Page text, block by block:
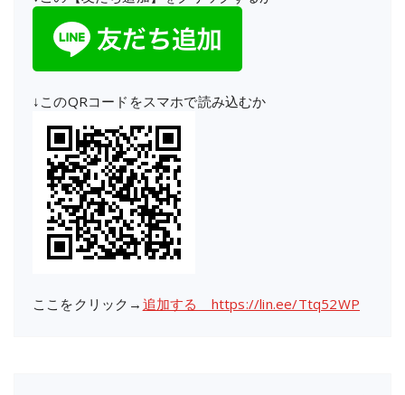
↓このQRコードをスマホで読み込むか
ここをクリック→ 追加する https://lin.ee/Ttq52WP